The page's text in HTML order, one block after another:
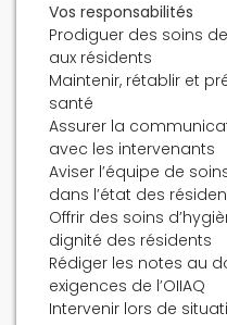
Vos responsabilités
Prodiguer des soins
aux résidents
Maintenir, rétablir et
santé
Assurer la
avec les intervenants
Aviser l’équipe de
dans l’état des
Offrir des soins
dignité des résidents
Rédiger les notes au
exigences de l’OIIAQ
Intervenir lors de